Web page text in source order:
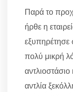
Παρά το
ήρθε η
εξυπηρέτησε
πολύ μικρή
αντλία